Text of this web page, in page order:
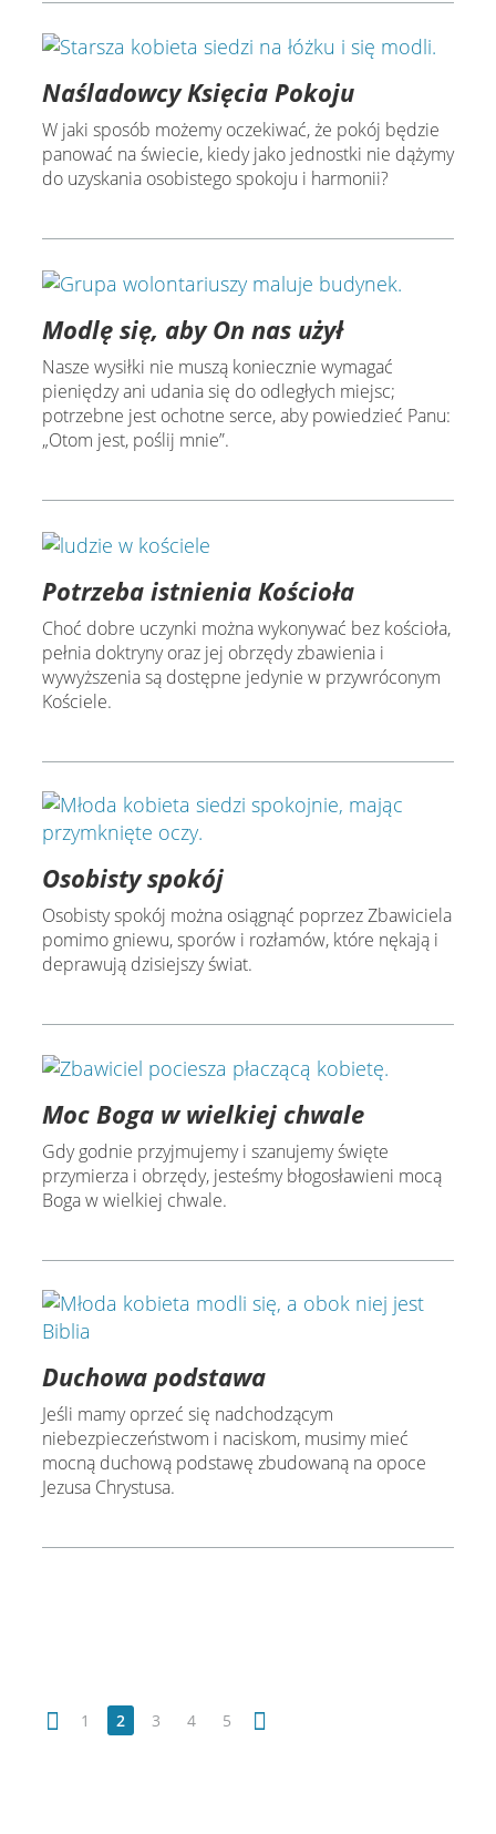
Naśladowcy Księcia Pokoju
W jaki sposób możemy oczekiwać, że pokój będzie
panować na świecie, kiedy jako jednostki nie dążymy
do uzyskania osobistego spokoju i harmonii?
Modlę się, aby On nas użył
Nasze wysiłki nie muszą koniecznie wymagać
pieniędzy ani udania się do odległych miejsc;
potrzebne jest ochotne serce, aby powiedzieć Panu:
„Otom jest, poślij mnie”.
Potrzeba istnienia Kościoła
Choć dobre uczynki można wykonywać bez kościoła,
pełnia doktryny oraz jej obrzędy zbawienia i
wywyższenia są dostępne jedynie w przywróconym
Kościele.
Osobisty spokój
Osobisty spokój można osiągnąć poprzez Zbawiciela
pomimo gniewu, sporów i rozłamów, które nękają i
deprawują dzisiejszy świat.
Moc Boga w wielkiej chwale
Gdy godnie przyjmujemy i szanujemy święte
przymierza i obrzędy, jesteśmy błogosławieni mocą
Boga w wielkiej chwale.
Duchowa podstawa
Jeśli mamy oprzeć się nadchodzącym
niebezpieczeństwom i naciskom, musimy mieć
mocną duchową podstawę zbudowaną na opoce
Jezusa Chrystusa.
1 2 3 4 5